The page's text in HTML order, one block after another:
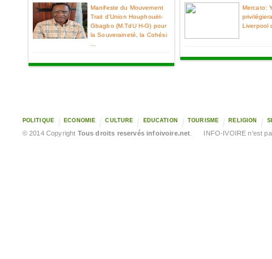
Manifeste du Mouvement
Trait d'Union Houphouët-
Gbagbo (M.TdU H-G) pour
la Souveraineté, la Cohési
Mercato:
Liverpool
POLITIQUE ECONOMIE CULTURE EDUCATION TOURISME RELIGION
© 2014 Copyright Tous droits reservés infoivoire.net . INFO-IVOIRE n'est